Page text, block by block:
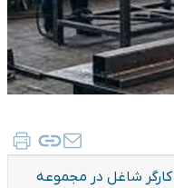
با گذشت ۵۰ روز از بیکاری حدود ۱۵۰۰ کارگر شاغل در مجموعه